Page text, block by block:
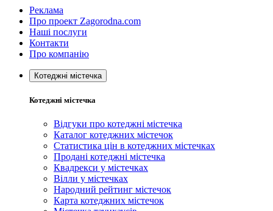
Реклама
Про проект Zagorodna.com
Наші послуги
Контакти
Про компанію
Котеджні містечка
Котеджні містечка
Відгуки про котеджні містечка
Каталог котеджних містечок
Статистика цін в котеджних містечках
Продані котеджні містечка
Квадрекси у містечках
Вілли у містечках
Народний рейтинг містечок
Карта котеджних містечок